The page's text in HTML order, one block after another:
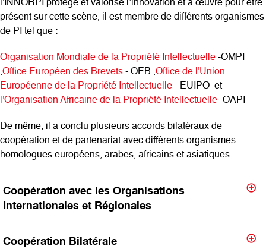
l'INNORPI protège et valorise l’innovation et a œuvré pour être
présent sur cette scène, il est membre de différents organismes
de PI tel que :
Organisation Mondiale de la Propriété Intellectuelle -OMPI
,Office Européen des Brevets - OEB ,Office de l'Union
Européenne de la Propriété Intellectuelle - EUIPO et
l'Organisation Africaine de la Propriété Intellectuelle -OAPI
De même, il a conclu plusieurs accords bilatéraux de
coopération et de partenariat avec différents organismes
homologues européens, arabes, africains et asiatiques.
Coopération avec les Organisations
Internationales et Régionales
Coopération Bilatérale